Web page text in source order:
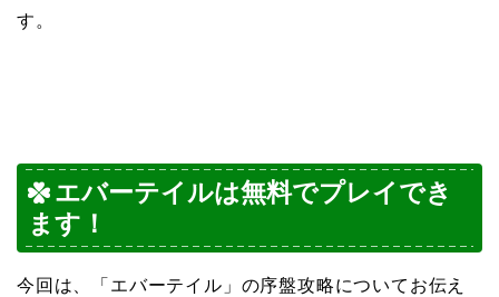
す。
エバーテイルは無料でプレイでき
ます！
今回は、「エバーテイル」の序盤攻略についてお伝え